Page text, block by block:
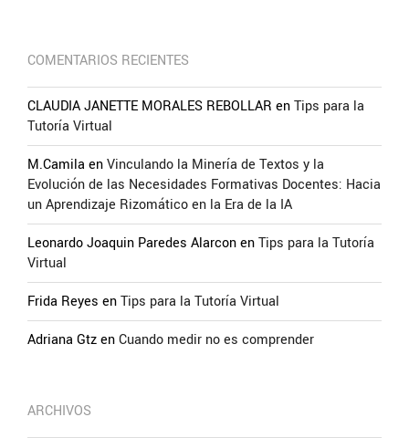
COMENTARIOS RECIENTES
CLAUDIA JANETTE MORALES REBOLLAR enTips para la
Tutoría Virtual
M.Camila enVinculando la Minería de Textos y la
Evolución de las Necesidades Formativas Docentes: Hacia
un Aprendizaje Rizomático en la Era de la IA
Leonardo Joaquin Paredes AlarconenTips para la Tutoría
Virtual
Frida Reyes enTips para la Tutoría Virtual
Adriana GtzenCuando medir no es comprender
ARCHIVOS